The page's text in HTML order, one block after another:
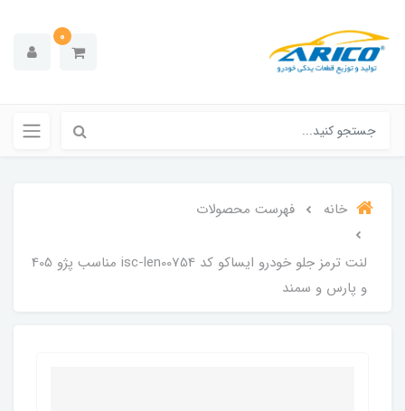
0
خانه فهرست محصولات
لنت ترمز جلو خودرو ایساکو کد isc-len00754 مناسب پژو 405
و پارس و سمند